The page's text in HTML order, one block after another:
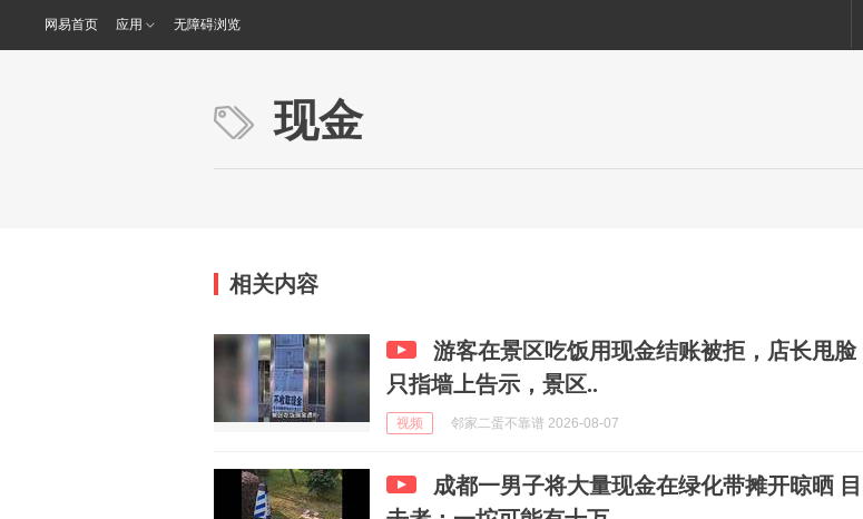
网易首页 应用 无障碍浏览
现金
相关内容
游客在景区吃饭用现金结账被拒，店长甩脸
只指墙上告示，景区..
视频 邻家二蛋不靠谱 2026-08-07
成都一男子将大量现金在绿化带摊开晾晒 目